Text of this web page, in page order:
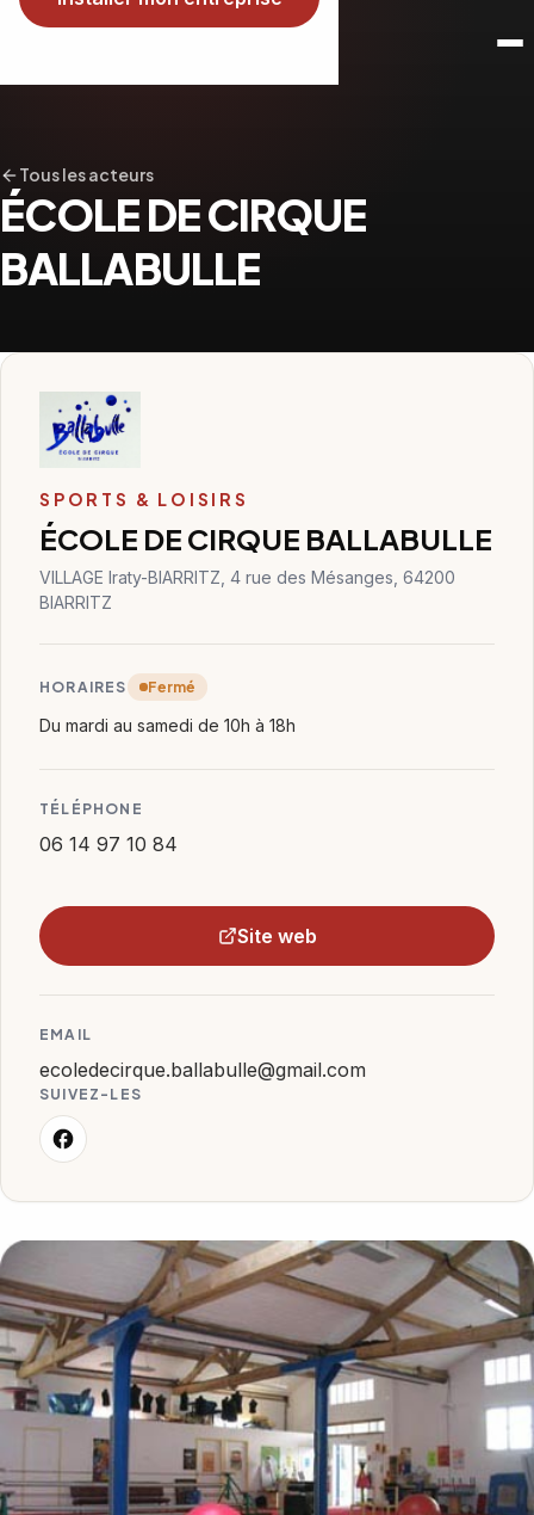
Tous les acteurs
ÉCOLE DE CIRQUE
BALLABULLE
SPORTS & LOISIRS
ÉCOLE DE CIRQUE BALLABULLE
VILLAGE Iraty-BIARRITZ, 4 rue des Mésanges, 64200
BIARRITZ
HORAIRES Fermé
Du mardi au samedi de 10h à 18h
TÉLÉPHONE
06 14 97 10 84
Site web
EMAIL
ecoledecirque.ballabulle@gmail.com
SUIVEZ-LES